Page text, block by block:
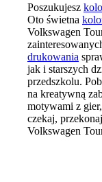
Poszukujesz
Oto świetna
Volkswagen
drukowania
jak i starszych
przedszkolu.
na kreatywną
motywami z
czekaj,
Volkswagen